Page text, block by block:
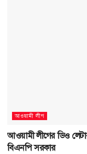
আওয়ামী লীগ
আওয়ামী লীগের ডিও
বিএনপি সরকার